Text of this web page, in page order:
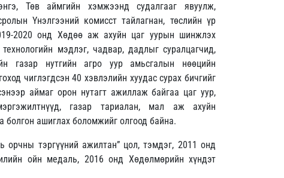
Төв аймгийн хэмжээнд судалгааг явуулж,
Үнэлгээний комисст тайлагнан, төслийн үр
2020 онд Хөдөө аж ахуйн цаг уурын шинжлэх
мэдлэг, чадвар, дадлыг суралцагчид,
газар нутгийн агро уур амьсгалын нөөцийн
чиглэгдсэн 40 хэвлэлийн хуудас сурах бичгийг
аймаг орон нутагт ажиллаж байгаа цаг уур,
газар тариалан, мал аж ахуйн
болгон ашиглах боломжийг олгоод байна.
орчны тэргүүний ажилтан” цол, тэмдэг, 2011 онд
ойн медаль, 2016 онд Хөдөлмөрийн хүндэт